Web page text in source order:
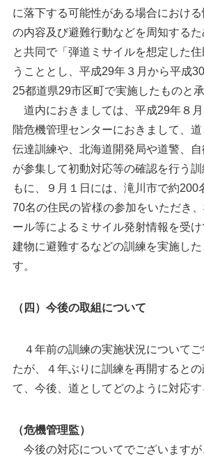
に落下する可能性がある場合におけ
の内容及び避難行動などを周知する
と共同で「弾道ミサイルを想定した
うこととし、平成29年３月から平成
25都道県29市区町で実施したものと
道内におきましては、平成29年８月
階危機管理センターにおきまして、
伝達訓練や、北海道開発局や道警、
が参集して初動対応等の確認を行う
もに、９月１日には、滝川市で約200
70名の住民の皆様の参加をいただき
ール等によるミサイル発射情報を受
建物に避難するなどの訓練を実施した
す。
（四）今後の取組について
４年前の訓練の実施状況についてご
たが、４年ぶりに訓練を再開すると
て、今後、道としてどのように対応す
（危機管理監）
今後の対応についてでございますが